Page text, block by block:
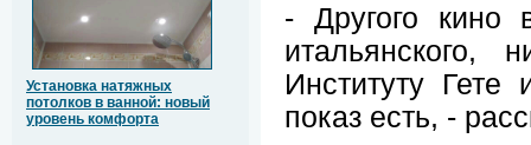
Установка натяжных
потолков в ванной: новый
уровень комфорта
- Другого кино
итальянского,
Институту Гете
показ есть, -